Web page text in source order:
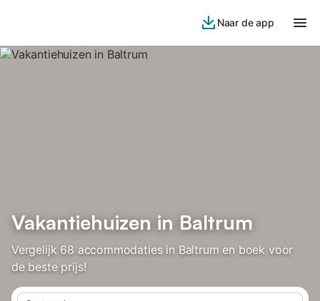
Naar de app
Vakantiehuizen in Baltrum
Vergelijk 68 accommodaties in Baltrum en boek voor
de beste prijs!